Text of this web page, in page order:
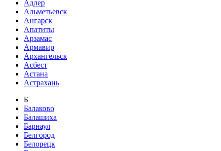
Адлер
Альметьевск
Ангарск
Апатиты
Арзамас
Армавир
Архангельск
Асбест
Астана
Астрахань
Б
Балаково
Балашиха
Барнаул
Белгород
Белорецк